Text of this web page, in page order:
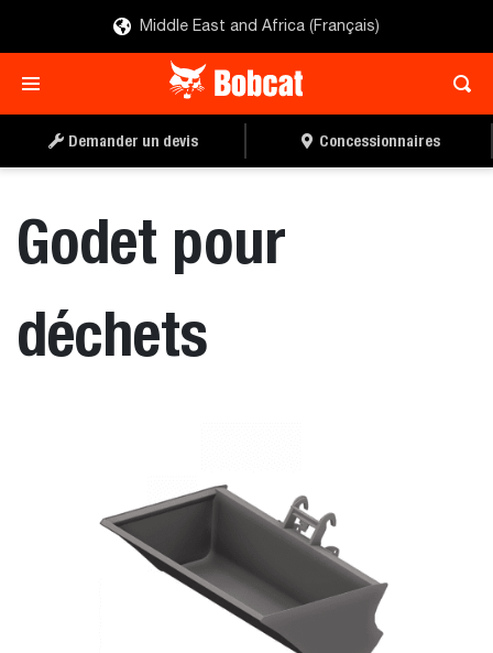
Middle East and Africa (Français)
Demander un devis Concessionnaires
Godet pour
déchets
DEMANDER UN DEVIS
TROUVER UN